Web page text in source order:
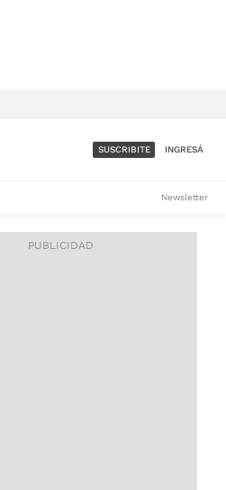
ACCESO FULL - $1.800/MES
SUSCRIBITE INGRESÁ
Newsletter